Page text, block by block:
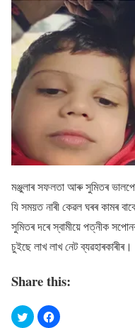
মঞ্জুলাৰ সফলতা আৰু সুমিতৰ
যি সময়ত নাৰী কেৱল ঘৰৰ কামৰ
সুমিতৰ দৰে স্বামীয়ে পত্নীক
চুইছে লাখ লাখ নেট ব্যৱহাৰকাৰীৰ।
Share this: